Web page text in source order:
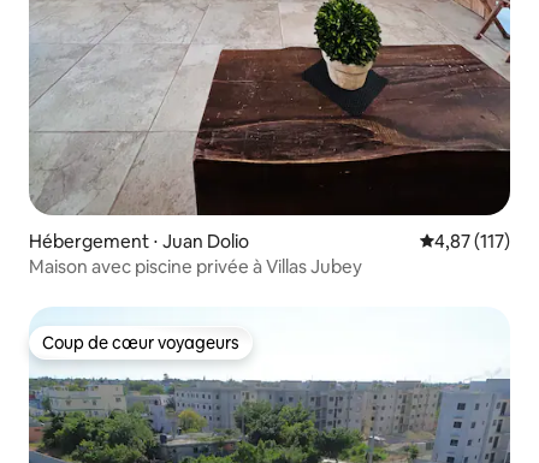
Hébergement ⋅ Juan Dolio Évaluation
4,87 (117)
Maison avec piscine privée à Villas Jubey
Coup de cœur voyageurs
Coup de cœur voyageurs